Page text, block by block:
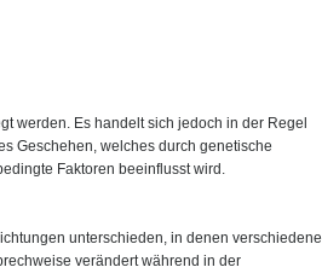
werden. Es handelt sich jedoch in der Regel
Geschehen, welches durch genetische
Faktoren beeinflusst wird.
unterschieden, in denen verschiedene
verändert während in der